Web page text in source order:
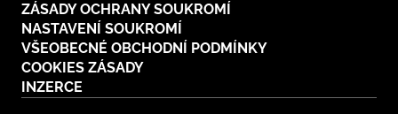
ZÁSADY OCHRANY SOUKROMÍ
NASTAVENÍ SOUKROMÍ
VŠEOBECNÉ OBCHODNÍ PODMÍNKY
COOKIES ZÁSADY
INZERCE